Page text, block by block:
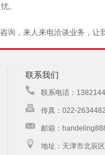
。
，来人来电洽谈业务，让
联系我们
联系电话：
传真：022-
邮箱：
地址：天津市北辰